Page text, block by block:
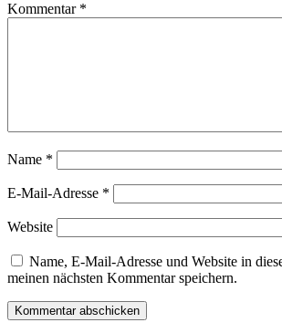
Kommentar *
Name *
E-Mail-Adresse *
Website
Name, E-Mail-Adresse und Website in
meinen nächsten Kommentar speichern.